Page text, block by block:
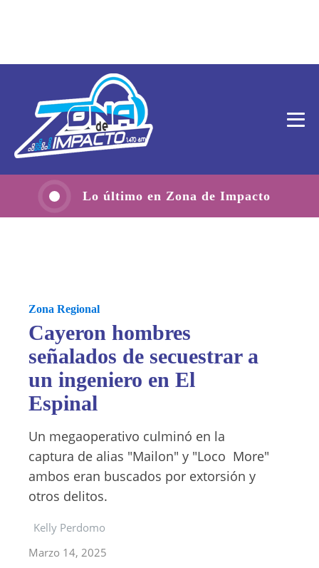
Lo último en Zona de Impacto
Zona Regional
Cayeron hombres
señalados de secuestrar a
un ingeniero en El
Espinal
Un megaoperativo culminó en la
captura de alias "Mailon" y "Loco More"
ambos eran buscados por extorsión y
otros delitos.
Kelly Perdomo
Marzo 14, 2025